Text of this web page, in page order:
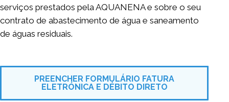
serviços prestados pela AQUANENA e sobre o seu
contrato de abastecimento de água e saneamento
de águas residuais.
PREENCHER FORMULÁRIO FATURA
ELETRÓNICA E DÉBITO DIRETO